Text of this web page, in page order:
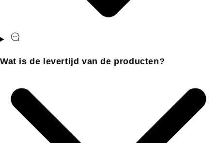
Wat is de levertijd van de producten?